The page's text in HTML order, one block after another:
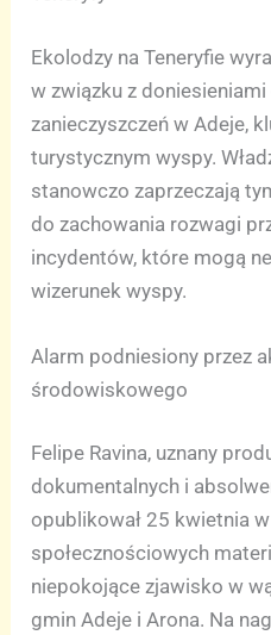
Ekolodzy na Teneryfie
w związku z
zanieczyszczeń w Adeje,
turystycznym wyspy.
stanowczo zaprzeczają
do zachowania rozwagi
incydentów, które mogą
wizerunek wyspy.
Alarm podniesiony przez
środowiskowego
Felipe Ravina, uznany
dokumentalnych i
opublikował 25 kwietnia
społecznościowych
niepokojące zjawisko w
gmin Adeje i Arona. Na